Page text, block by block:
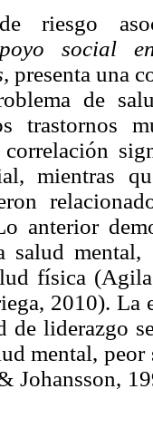
riesgo
social
presenta una
de
trastornos
correlación
mientras
anterior
salud mental,
física
2010). La
de liderazgo
mental,
Johansson,